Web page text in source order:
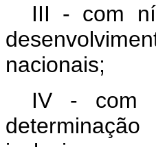
III - com
nacionais;
IV - com